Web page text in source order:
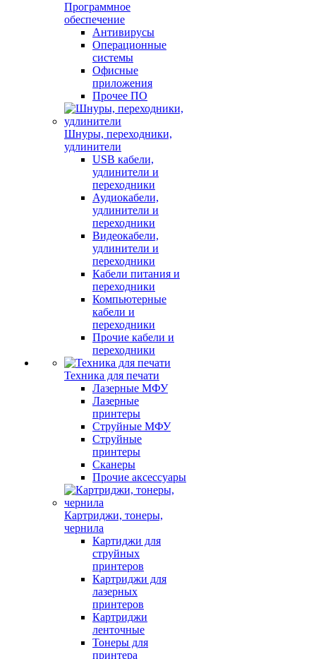
Программное
обеспечение
Антивирусы
Операционные
системы
Офисные
приложения
Прочее ПО
Шнуры, переходники,
удлинители
USB кабели,
удлинители и
переходники
Аудиокабели,
удлинители и
переходники
Видеокабели,
удлинители и
переходники
Кабели питания и
переходники
Компьютерные
кабели и
переходники
Прочие кабели и
переходники
Техника для печати
Лазерные МФУ
Лазерные
принтеры
Струйные МФУ
Струйные
принтеры
Сканеры
Прочие аксессуары
Картриджи, тонеры,
чернила
Картиджи для
струйных
принтеров
Картриджи для
лазерных
принтеров
Картриджи
ленточные
Тонеры для
принтера